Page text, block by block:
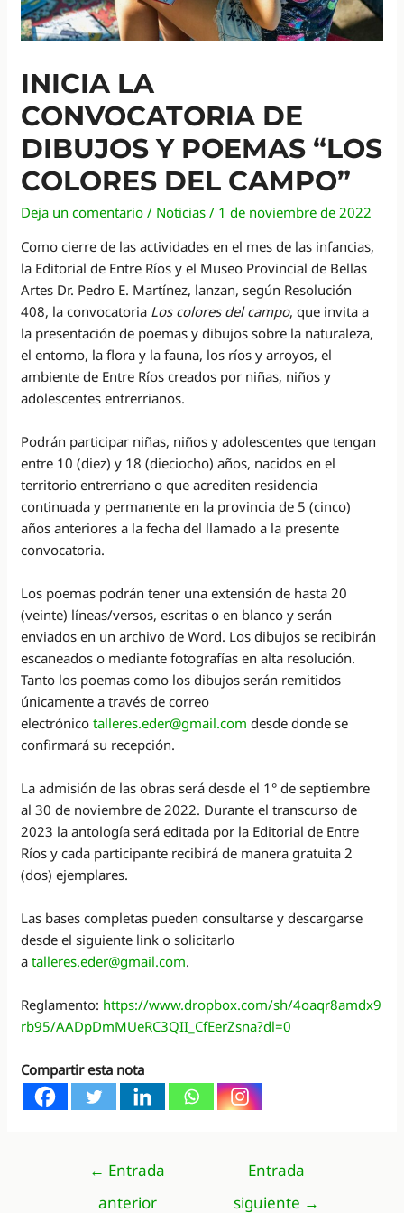
INICIA LA
CONVOCATORIA DE
DIBUJOS Y POEMAS “LOS
COLORES DEL CAMPO”
Deja un comentario / Noticias / 1 de noviembre de 2022
Como cierre de las actividades en el mes de las infancias,
la Editorial de Entre Ríos y el Museo Provincial de Bellas
Artes Dr. Pedro E. Martínez, lanzan, según Resolución
408, la convocatoria Los colores del campo, que invita a
la presentación de poemas y dibujos sobre la naturaleza,
el entorno, la flora y la fauna, los ríos y arroyos, el
ambiente de Entre Ríos creados por niñas, niños y
adolescentes entrerrianos.
Podrán participar niñas, niños y adolescentes que tengan
entre 10 (diez) y 18 (dieciocho) años, nacidos en el
territorio entrerriano o que acrediten residencia
continuada y permanente en la provincia de 5 (cinco)
años anteriores a la fecha del llamado a la presente
convocatoria.
Los poemas podrán tener una extensión de hasta 20
(veinte) líneas/versos, escritas o en blanco y serán
enviados en un archivo de Word. Los dibujos se recibirán
escaneados o mediante fotografías en alta resolución.
Tanto los poemas como los dibujos serán remitidos
únicamente a través de correo
electrónicotalleres.eder@gmail.com desde donde se
confirmará su recepción.
La admisión de las obras será desde el 1° de septiembre
al 30 de noviembre de 2022. Durante el transcurso de
2023 la antología será editada por la Editorial de Entre
Ríos y cada participante recibirá de manera gratuita 2
(dos) ejemplares.
Las bases completas pueden consultarse y descargarse
desde el siguiente link o solicitarlo
atalleres.eder@gmail.com.
Reglamento: https://www.dropbox.com/sh/4oaqr8amdx9
rb95/AADpDmMUeRC3QII_CfEerZsna?dl=0
Compartir esta nota
Navegación
entradas
← Entrada
anterior
Entrada
siguiente →